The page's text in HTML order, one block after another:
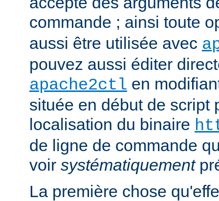
commande ; ainsi toute
aussi être utilisée avec
pouvez aussi éditer
apache2ctl en
située en début de script
localisation du binaire
de ligne de commande
voir systématiquement
La première chose